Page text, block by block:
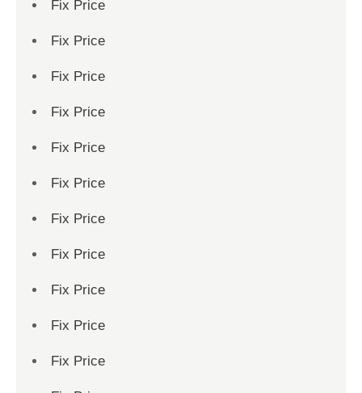
Fix Price
Fix Price
Fix Price
Fix Price
Fix Price
Fix Price
Fix Price
Fix Price
Fix Price
Fix Price
Fix Price